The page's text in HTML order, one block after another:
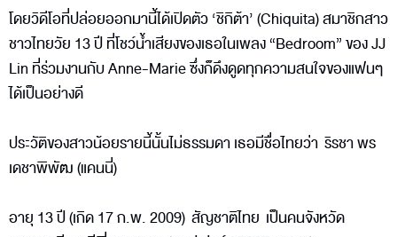
โดยวิดีโอที่ปล่อยออกมานี้ได้เปิดตัว ‘ชิกิต้า’ (Chiquita) สมาชิกสาว
ชาวไทยวัย 13 ปี ที่โชว์น้ำเสียงของเธอในเพลง “Bedroom” ของ JJ
Lin ที่ร่วมงานกับ Anne-Marie ซึ่งก็ดึงดูดทุกความสนใจของแฟนๆ
ได้เป็นอย่างดี
ประวัติของสาวน้อยรายนี้นั้นไม่ธรรมดา เธอมีชื่อไทยว่า ริรชา พร
เดชาพิพัฒ (แคนนี่)
อายุ 13 ปี (เกิด 17 ก.พ. 2009) สัญชาติไทย เป็นคนจังหวัด